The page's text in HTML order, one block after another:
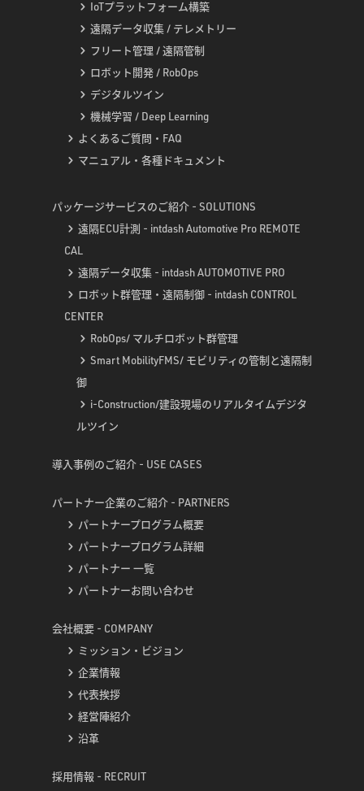
IoTプラットフォーム構築
遠隔データ収集 / テレメトリー
フリート管理 / 遠隔管制
ロボット開発 / RobOps
デジタルツイン
機械学習 / Deep Learning
よくあるご質問・FAQ
マニュアル・各種ドキュメント
パッケージサービスのご紹介 - SOLUTIONS
遠隔ECU計測 - intdash Automotive Pro REMOTE
CAL
遠隔データ収集 - intdash AUTOMOTIVE PRO
ロボット群管理・遠隔制御 - intdash CONTROL
CENTER
RobOps/ マルチロボット群管理
Smart MobilityFMS/ モビリティの管制と遠隔制
御
i-Construction/建設現場のリアルタイムデジタ
ルツイン
導入事例のご紹介 - USE CASES
パートナー企業のご紹介 - PARTNERS
パートナープログラム概要
パートナープログラム詳細
パートナー 一覧
パートナーお問い合わせ
会社概要 - COMPANY
ミッション・ビジョン
企業情報
代表挨拶
経営陣紹介
沿革
採用情報 - RECRUIT